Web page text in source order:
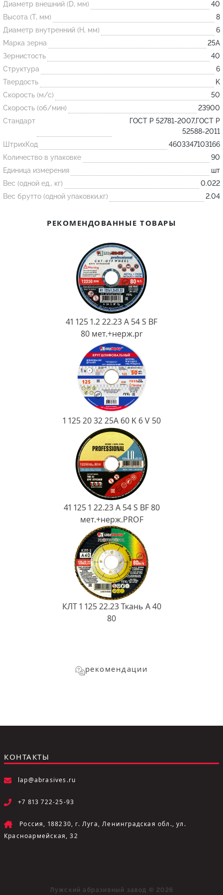
Огнеупорные
изделия
Скачать каталог
Тигель
Муфель
Черпак
Шербер
Трубка
Стержень
Пробка
Подставка
Лодочка
Ковш разливочный
Огнеупорная SiC смесь
Диаметр внешний (D, мм)
40
Высота (T, мм)
8
Диаметр внутренний (H, мм)
6
Марка зерна
25А
Зернистость
40
Структура
6
Твердость
K
Скорость (м/с)
50
Скорость (об/мин)
23900
Стандарт
ГОСТ Р 52781-2007,ГОСТ Р
52588-2011
ШтрихКод
4603347103166
Количество в упаковке
90
Единица измерения
шт
Вес (одной ед., кг)
0.022
Вес брутто (одной упаковки,кг)
2.04
РЕКОМЕНДОВАННЫЕ ТОВАРЫ
41 125 1.2 22.23 A 54 S BF
80 мет.+нерж.pr
1 125 20 32 25А 60 K 6 V 50
41 125 1 22.23 A 54 S BF 80
мет.+нерж.PROF
КЛТ 1 125 22.23 Ткань A 40
80
рекомендации
КОНТАКТЫ
lap@abrasives.ru
+7 813 722-25-93
Россия, 188230, г. Луга, Ленинградская обл., ул.
Красноармейская, 32
Лужский абразивный завод © 2026